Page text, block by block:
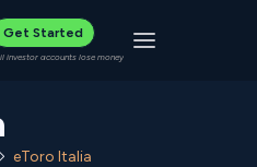
Get Started
investor accounts lose money Toggle
eToro Italia